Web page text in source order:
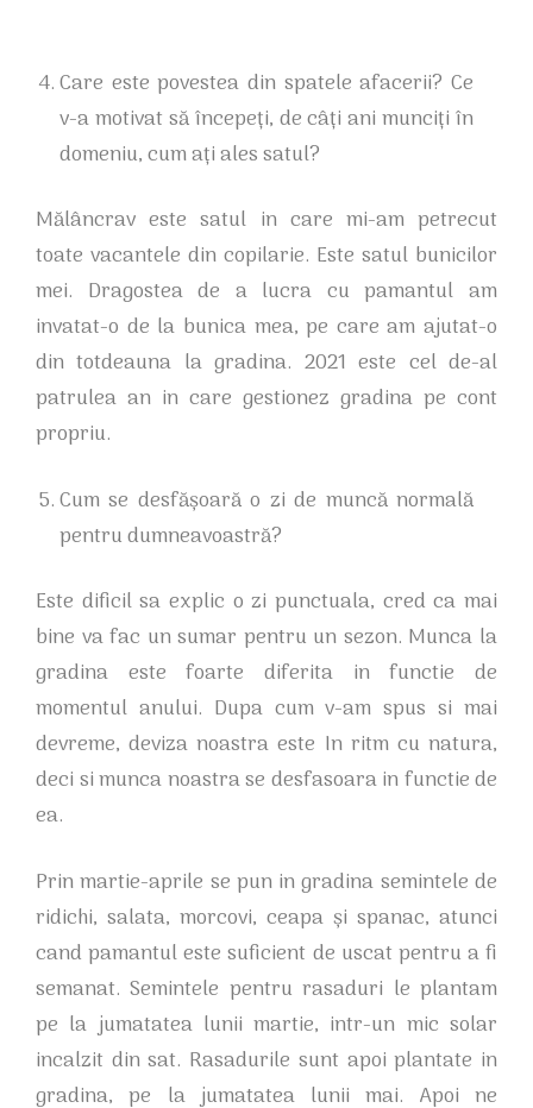
Care este povestea din spatele afacerii? Ce
v-a motivat să începeți, de câți ani munciți în
domeniu, cum ați ales satul?
Mălâncrav este satul in care mi-am petrecut
toate vacantele din copilarie. Este satul bunicilor
mei. Dragostea de a lucra cu pamantul am
invatat-o de la bunica mea, pe care am ajutat-o
din totdeauna la gradina. 2021 este cel de-al
patrulea an in care gestionez gradina pe cont
propriu.
Cum se desfășoară o zi de muncă normală
pentru dumneavoastră?
Este dificil sa explic o zi punctuala, cred ca mai
bine va fac un sumar pentru un sezon. Munca la
gradina este foarte diferita in functie de
momentul anului. Dupa cum v-am spus si mai
devreme, deviza noastra este In ritm cu natura,
deci si munca noastra se desfasoara in functie de
ea.
Prin martie-aprile se pun in gradina semintele de
ridichi, salata, morcovi, ceapa și spanac, atunci
cand pamantul este suficient de uscat pentru a fi
semanat. Semintele pentru rasaduri le plantam
pe la jumatatea lunii martie, intr-un mic solar
incalzit din sat. Rasadurile sunt apoi plantate in
gradina, pe la jumatatea lunii mai. Apoi ne